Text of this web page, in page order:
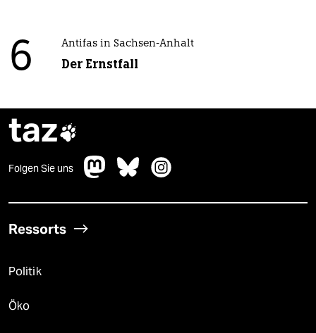
6 Antifas in Sachsen-Anhalt
Der Ernstfall
taz
Folgen Sie uns
Ressorts
Politik
Öko